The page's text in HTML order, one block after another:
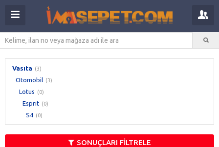
Vasıta (3)
Otomobil (3)
Lotus (0)
Esprit (0)
S4 (0)
SONUÇLARI FİLTRELE